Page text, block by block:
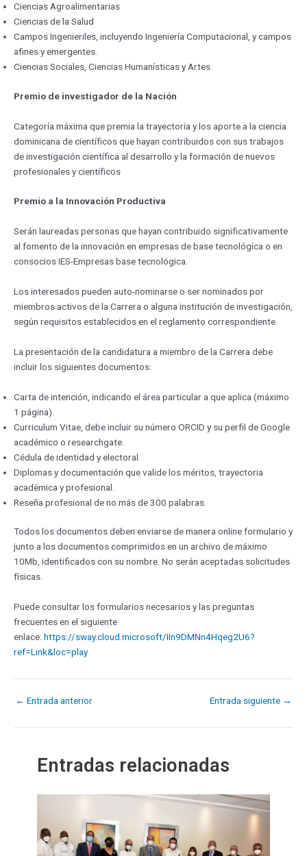
Ciencias Agroalimentarias
Ciencias de la Salud
Campos Ingenieriles, incluyendo Ingeniería Computacional, y campos
afines y emergentes.
Ciencias Sociales, Ciencias Humanísticas y Artes
Premio de investigador de la Nación
Categoría máxima que premia la trayectoria y los aporte a la ciencia
dominicana de científicos que hayan contribuidos con sus trabajos
de investigación científica al desarrollo y la formación de nuevos
profesionales y científicos
Premio a la Innovación Productiva
Serán laureadas personas que hayan contribuido significativamente
al fomento de la innovación en empresas de base tecnológica o en
consocios IES-Empresas base tecnológica.
Los interesados pueden auto-nominarse o ser nominados por
miembros activos de la Carrera o alguna institución de investigación,
según requisitos establecidos en el reglamento correspondiente.
La presentación de la candidatura a miembro de la Carrera debe
incluir los siguientes documentos:
Carta de intención, indicando el área particular a que aplica (máximo
1 página).
Curriculum Vitae, debe incluir su número ORCID y su perfil de Google
académico o researchgate.
Cédula de identidad y electoral.
Diplomas y documentación que valide los méritos, trayectoria
académica y profesional.
Reseña profesional de no más de 300 palabras.
Todos los documentos deben enviarse de manera online formulario y
junto a los documentos comprimidos en un archivo de máximo
10Mb, identificados con su nombre. No serán aceptadas solicitudes
físicas.
Puede consultar los formularios necesarios y las preguntas
frecuentes en el siguiente
enlace: https://sway.cloud.microsoft/IIn9DMNn4Hqeg2U6?
ref=Link&loc=play
← Entrada anterior Entrada siguiente →
Entradas relacionadas